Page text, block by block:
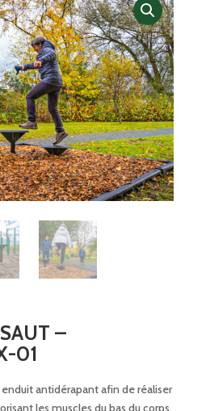
–
01
enduit antidérapant afin de réaliser
les muscles du bas du corps.